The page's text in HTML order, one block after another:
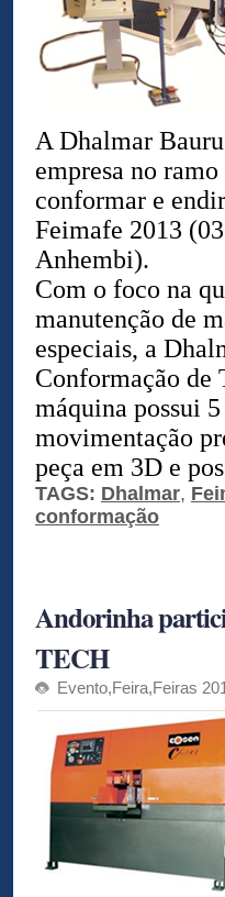
A Dhalmar
empresa no
conformar e
Feimafe 2013
Anhembi).
Com o foco na
manutenção de
especiais, a
Conformação
máquina possui
movimentação
peça em 3D e
TAGS: Dhalmar,
conformação
Andorinha
TECH
Evento,Feira,Feiras